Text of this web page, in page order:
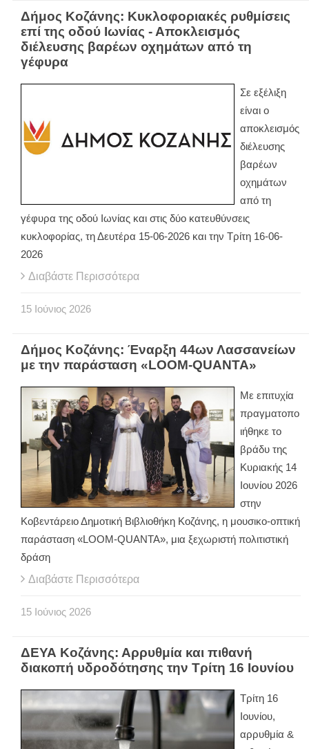
Δήμος Κοζάνης: Κυκλοφοριακές ρυθμίσεις
επί της οδού Ιωνίας - Αποκλεισμός
διέλευσης βαρέων οχημάτων από τη
γέφυρα
Σε εξέλιξη
είναι ο
αποκλεισμός
διέλευσης
βαρέων
οχημάτων
από τη
γέφυρα της οδού Ιωνίας και στις δύο κατευθύνσεις
κυκλοφορίας, τη Δευτέρα 15-06-2026 και την Τρίτη 16-06-
2026
Διαβάστε Περισσότερα
15 Ιούνιος 2026
Δήμος Κοζάνης: Έναρξη 44ων Λασσανείων
με την παράσταση «LOOM-QUANTA»
Με επιτυχία
πραγματοπο
ιήθηκε το
βράδυ της
Κυριακής 14
Ιουνίου 2026
στην
Κοβεντάρειο Δημοτική Βιβλιοθήκη Κοζάνης, η μουσικο-οπτική
παράσταση «LOOM-QUANTA», μια ξεχωριστή πολιτιστική
δράση
Διαβάστε Περισσότερα
15 Ιούνιος 2026
ΔΕΥΑ Κοζάνης: Αρρυθμία και πιθανή
διακοπή υδροδότησης την Τρίτη 16 Ιουνίου
Τρίτη 16
Ιουνίου,
αρρυθμία &